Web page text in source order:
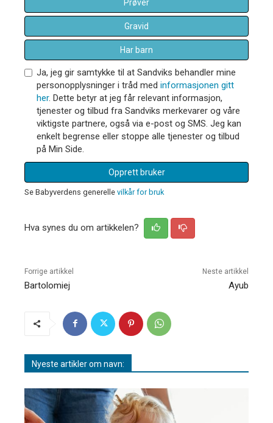
Prøver
Gravid
Har barn
Ja, jeg gir samtykke til at Sandviks behandler mine
personopplysninger i tråd med informasjonen gitt
her. Dette betyr at jeg får relevant informasjon,
tjenester og tilbud fra Sandviks merkevarer og våre
viktigste partnere, også via e-post og SMS. Jeg kan
enkelt begrense eller stoppe alle tjenester og tilbud
på Min Side.
Opprett bruker
Se Babyverdens generelle vilkår for bruk
Hva synes du om artikkelen?
Forrige artikkel
Bartolomiej
Neste artikkel
Ayub
Nyeste artikler om navn: